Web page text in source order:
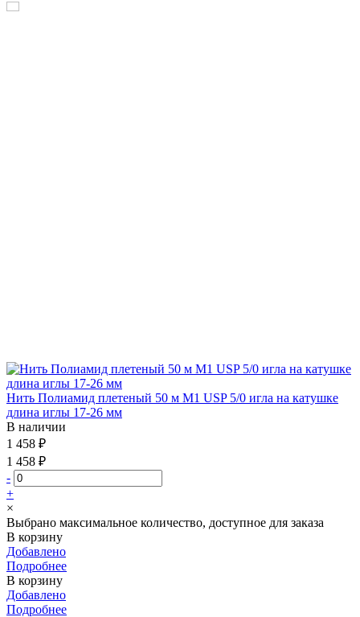
Нить Полиамид плетеный 50 м М1 USP 5/0 игла на катушке
длина иглы 17-26 мм
В наличии
1 458 ₽
1 458 ₽
-
+
×
Выбрано максимальное количество, доступное для заказа
В корзину
Добавлено
Подробнее
В корзину
Добавлено
Подробнее